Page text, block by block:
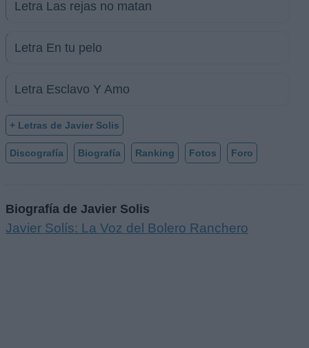
Letra Las rejas no matan
Letra En tu pelo
Letra Esclavo Y Amo
+ Letras de Javier Solis
Discografía Biografía Ranking Fotos Foro
Biografía de Javier Solis
Javier Solís: La Voz del Bolero Ranchero